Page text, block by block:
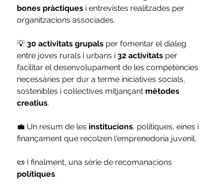
bones pràctiques i entrevistes realitzades per
organitzacions associades.
💡 30 activitats grupals per fomentar el diàleg
entre joves rurals i urbans i 32 activitats per
facilitar el desenvolupament de les competències
necessàries per dur a terme iniciatives socials,
sostenibles i col·lectives mitjançant mètodes
creatius.
💼 Un resum de les institucions, polítiques, eines i
finançament que recolzen l'emprenedoria juvenil.
📜 I finalment, una sèrie de recomanacions
polítiques.